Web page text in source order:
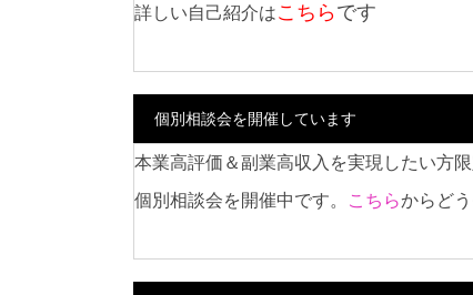
詳しい自己紹介はこちらです
個別相談会を開催しています
本業高評価＆副業高収入を実現したい方
個別相談会を開催中です。
こちらからど